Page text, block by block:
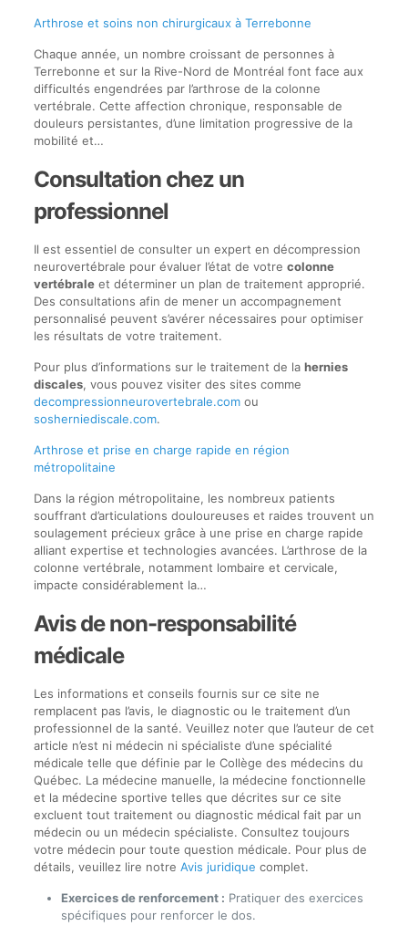
Arthrose et soins non chirurgicaux à Terrebonne
Chaque année, un nombre croissant de personnes à
Terrebonne et sur la Rive-Nord de Montréal font face aux
difficultés engendrées par l’arthrose de la colonne
vertébrale. Cette affection chronique, responsable de
douleurs persistantes, d’une limitation progressive de la
mobilité et…
Consultation chez un
professionnel
Il est essentiel de consulter un expert en décompression
neurovertébrale pour évaluer l’état de votre colonne
vertébraleet déterminer un plan de traitement approprié.
Des consultations afin de mener un accompagnement
personnalisé peuvent s’avérer nécessaires pour optimiser
les résultats de votre traitement.
Pour plus d’informations sur le traitement de la hernies
discales, vous pouvez visiter des sites comme
decompressionneurovertebrale.comou
sosherniediscale.com.
Arthrose et prise en charge rapide en région
métropolitaine
Dans la région métropolitaine, les nombreux patients
souffrant d’articulations douloureuses et raides trouvent un
soulagement précieux grâce à une prise en charge rapide
alliant expertise et technologies avancées. L’arthrose de la
colonne vertébrale, notamment lombaire et cervicale,
impacte considérablement la…
Avis de non-responsabilité
médicale
Les informations et conseils fournis sur ce site ne
remplacent pas l’avis, le diagnostic ou le traitement d’un
professionnel de la santé. Veuillez noter que l’auteur de cet
article n’est ni médecin ni spécialiste d’une spécialité
médicale telle que définie par le Collège des médecins du
Québec. La médecine manuelle, la médecine fonctionnelle
et la médecine sportive telles que décrites sur ce site
excluent tout traitement ou diagnostic médical fait par un
médecin ou un médecin spécialiste. Consultez toujours
votre médecin pour toute question médicale. Pour plus de
détails, veuillez lire notre Avis juridique complet.
Exercices de renforcement : Pratiquer des exercices
spécifiques pour renforcer le dos.